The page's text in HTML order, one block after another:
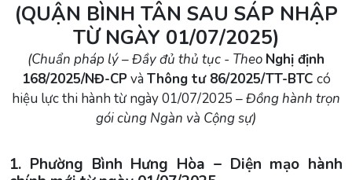
(QUẬN BÌNH TÂN SAU SÁP NHẬP
TỪ NGÀY 01/07/2025)
(Chuẩn pháp lý – Đầy đủ thủ tục - Theo Nghị định
168/2025/NĐ-CP và Thông tư 86/2025/TT-BTC có
hiệu lực thi hành từ ngày 01/07/2025 – Đồng hành trọn
gói cùng Ngàn và Cộng sự)
1. Phường Bình Hưng Hòa – Diện mạo hành